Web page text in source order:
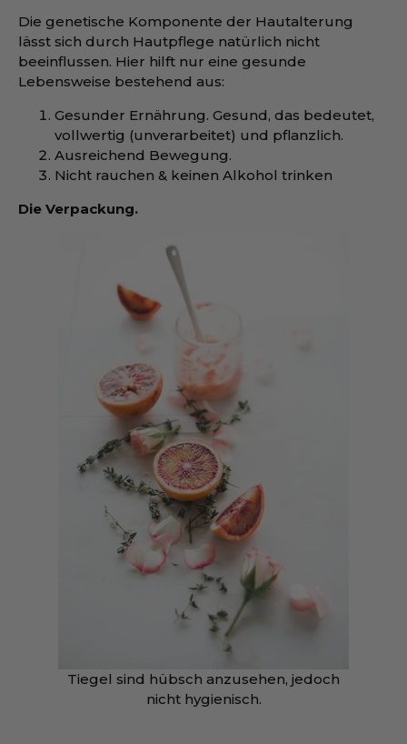
Die genetische Komponente der Hautalterung
lässt sich durch Hautpflege natürlich nicht
beeinflussen. Hier hilft nur eine gesunde
Lebensweise bestehend aus:
Gesunder Ernährung. Gesund, das bedeutet,
vollwertig (unverarbeitet) und pflanzlich.
Ausreichend Bewegung.
Nicht rauchen & keinen Alkohol trinken
Die Verpackung.
Tiegel sind hübsch anzusehen, jedoch
nicht hygienisch.